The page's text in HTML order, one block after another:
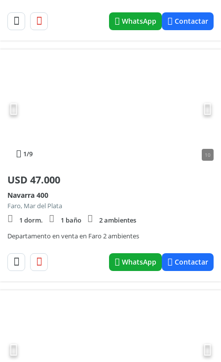
WhatsApp Contactar
1/9 10
USD 47.000
Navarra 400
Faro, Mar del Plata
1 dorm.
1 baño
2 ambientes
Departamento en venta en Faro 2 ambientes
WhatsApp Contactar